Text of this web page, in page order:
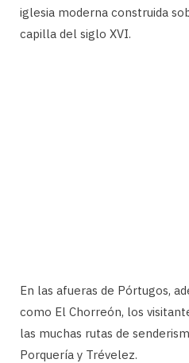
iglesia moderna construida
capilla del siglo XVI.
En las afueras de Pórtugos,
como El Chorreón, los
las muchas rutas de
Porquería y Trévelez.